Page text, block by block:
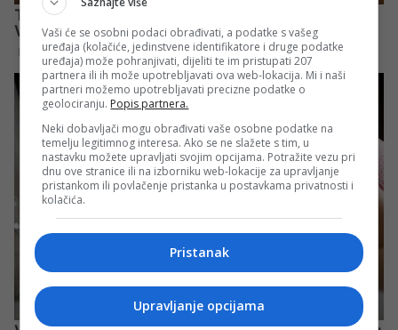
Vaši će se osobni podaci obrađivati, a podatke s vašeg
uređaja (kolačiće, jedinstvene identifikatore i druge podatke
uređaja) može pohranjivati, dijeliti te im pristupati 207
partnera ili ih može upotrebljavati ova web-lokacija. Mi i naši
partneri možemo upotrebljavati precizne podatke o
geolociranju. Popis partnera.
Neki dobavljači mogu obrađivati vaše osobne podatke na
temelju legitimnog interesa. Ako se ne slažete s tim, u
nastavku možete upravljati svojim opcijama. Potražite vezu pri
dnu ove stranice ili na izborniku web-lokacije za upravljanje
pristankom ili povlačenje pristanka u postavkama privatnosti i
kolačića.
Pristanak
Upravljanje opcijama